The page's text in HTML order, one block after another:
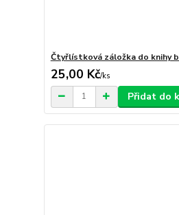
Čtyřlístková záložka do knihy
25,00 Kč/ks
Přidat do